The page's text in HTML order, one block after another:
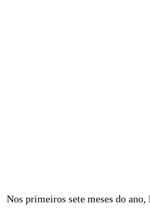
Nos primeiros sete meses do ano,